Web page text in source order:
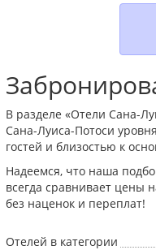
В разделе «Отели Сана-
Сана-Луиса-Потоси
гостей и близостью к
Надеемся, что наша
всегда сравнивает цены
без наценок и переплат!
Отелей в категории